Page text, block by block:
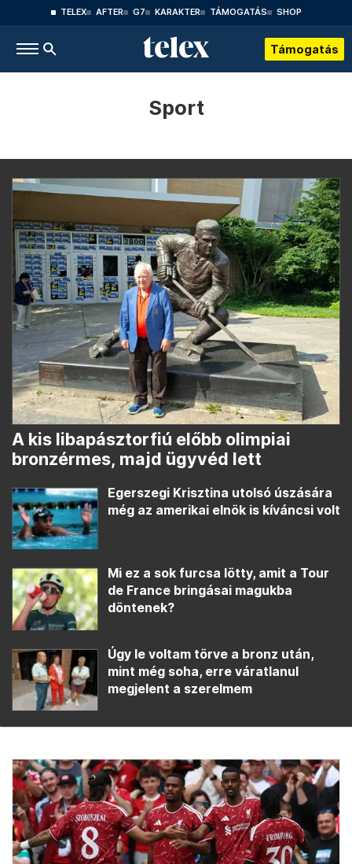
TELEX AFTER G7 KARAKTER TÁMOGATÁS SHOP
Támogatás
Sport
A kis libapásztorfiú előbb olimpiai
bronzérmes, majd ügyvéd lett
Egerszegi Krisztina utolsó úszására
még az amerikai elnök is kíváncsi volt
Mi ez a sok furcsa lötty, amit a Tour
de France bringásai magukba
döntenek?
Úgy le voltam törve a bronz után,
mint még soha, erre váratlanul
megjelent a szerelmem